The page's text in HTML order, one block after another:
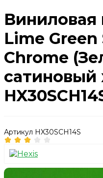
Виниловая
Lime Green
Chrome
сатиновый
Артикул HX30SCH14S